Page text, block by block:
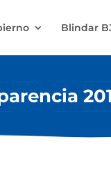
Blindar